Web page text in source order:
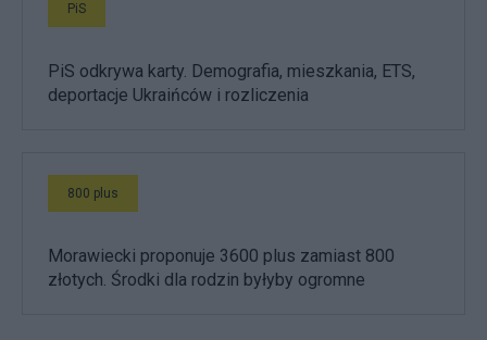
PiS
PiS odkrywa karty. Demografia, mieszkania, ETS,
deportacje Ukraińców i rozliczenia
800 plus
Morawiecki proponuje 3600 plus zamiast 800
złotych. Środki dla rodzin byłyby ogromne